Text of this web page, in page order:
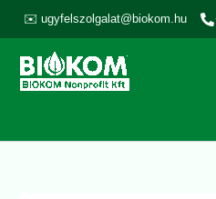
✉️ ugyfelszolgalat@biokom.hu